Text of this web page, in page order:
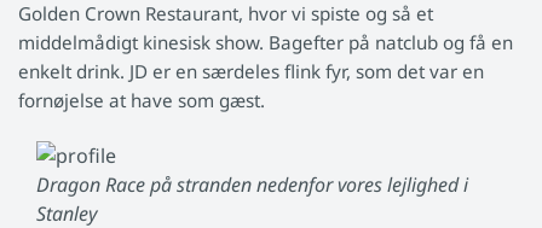
Golden Crown Restaurant, hvor vi spiste og så et
middelmådigt kinesisk show. Bagefter på natclub og få en
enkelt drink. JD er en særdeles flink fyr, som det var en
fornøjelse at have som gæst.
Dragon Race på stranden nedenfor vores lejlighed i
Stanley